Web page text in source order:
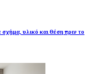
σχήμα, υλικό και θέση πριν το